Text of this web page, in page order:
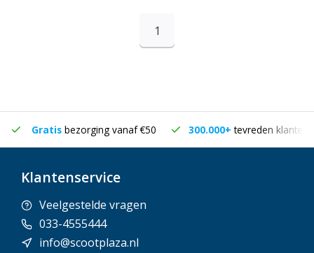
1
Gratis bezorging vanaf €50 300.000+tevreden klanten
Klantenservice
Veelgestelde vragen
033-4555444
info@scootplaza.nl